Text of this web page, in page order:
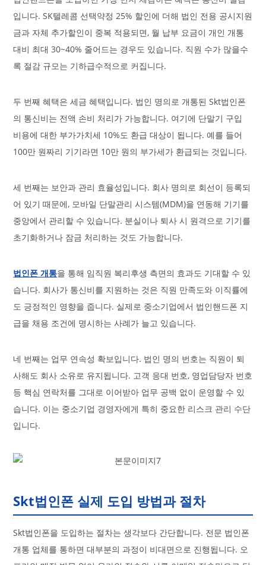
입니다. SK텔레콤 선택약정 25% 할인에 더해 법인 전용 공시지원
금과 자체 추가할인이 중복 적용되면, 월 납부 요금이 개인 개통
대비 최대 30~40% 줄어드는 경우도 있습니다. 직원 수가 많을수
록 절감 규모는 기하급수적으로 커집니다.
두 번째 혜택은 세금 혜택입니다. 법인 명의로 개통된 Skt법인폰
의 통신비는 전액 손비 처리가 가능합니다. 여기에 단말기 구입
비용에 대한 부가가치세 10%도 환급 대상이 됩니다. 예를 들어
100만 원짜리 기기라면 10만 원의 부가세가 환급되는 것입니다.
세 번째는 보안과 관리 효율성입니다. 회사 명의로 회선이 등록되
어 있기 때문에, 모바일 단말관리 시스템(MDM)을 연동해 기기를
중앙에서 관리할 수 있습니다. 분실이나 퇴사 시 원격으로 기기를
초기화하거나 잠금 처리하는 것도 가능합니다.
법인폰 개통을 통해 임직원 복리후생 측면의 효과도 기대할 수 있
습니다. 회사가 통신비를 지원하는 것은 직원 만족도와 이직률에
도 긍정적인 영향을 줍니다. 실제로 중소기업에서 법인핸드폰 지
급을 채용 조건에 명시하는 사례가 늘고 있습니다.
네 번째는 업무 연속성 확보입니다. 법인 명의 번호는 직원이 퇴
사해도 회사 소유로 유지됩니다. 고객 응대 번호, 영업담당자 번호
등 핵심 연락처를 그대로 이어받아 업무 공백 없이 운영할 수 있
습니다. 이는 중소기업 경영자에게 특히 중요한 리스크 관리 수단
입니다.
Skt법인폰 실제 도입 방법과 절차
Skt법인폰을 도입하는 절차는 생각보다 간단합니다. 전문 법인폰
개통 업체를 통하면 대부분의 과정이 비대면으로 진행됩니다. 오